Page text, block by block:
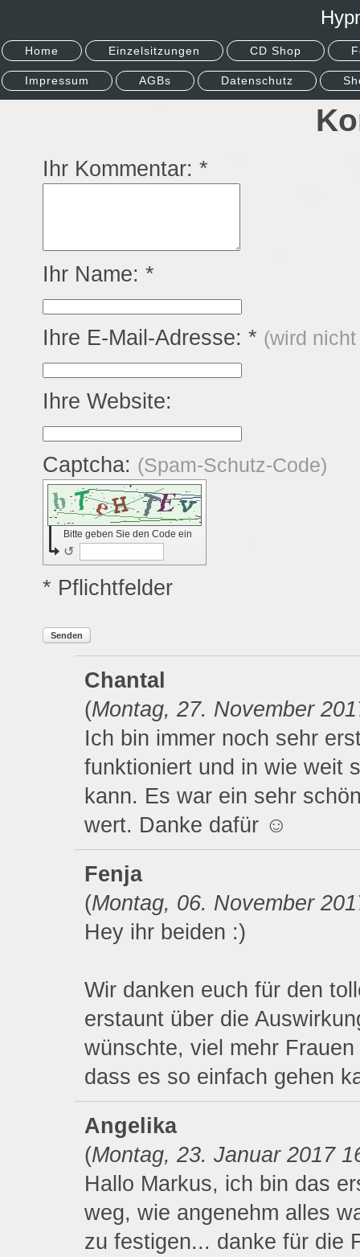
Home Einzelsitzungen CD Shop
Impressum AGBs Datenschutz
Ihr Kommentar: *
Ihr Name: *
Ihre E-Mail-Adresse: * (wird
Ihre Website:
Captcha: (Spam-Schutz-Code)
Bitte geben Sie den Code ein
↺
* Pflichtfelder
Senden
Chantal
(Montag, 27. November
Ich bin immer noch sehr
funktioniert und in wie weit
kann. Es war ein sehr
wert. Danke dafür ☺️
Fenja
(Montag, 06. November
Hey ihr beiden :)
Wir danken euch für den
erstaunt über die
wünschte, viel mehr
dass es so einfach gehen
Angelika
(Montag, 23. Januar 2017
Hallo Markus, ich bin das
weg, wie angenehm alles
zu festigen... danke für die